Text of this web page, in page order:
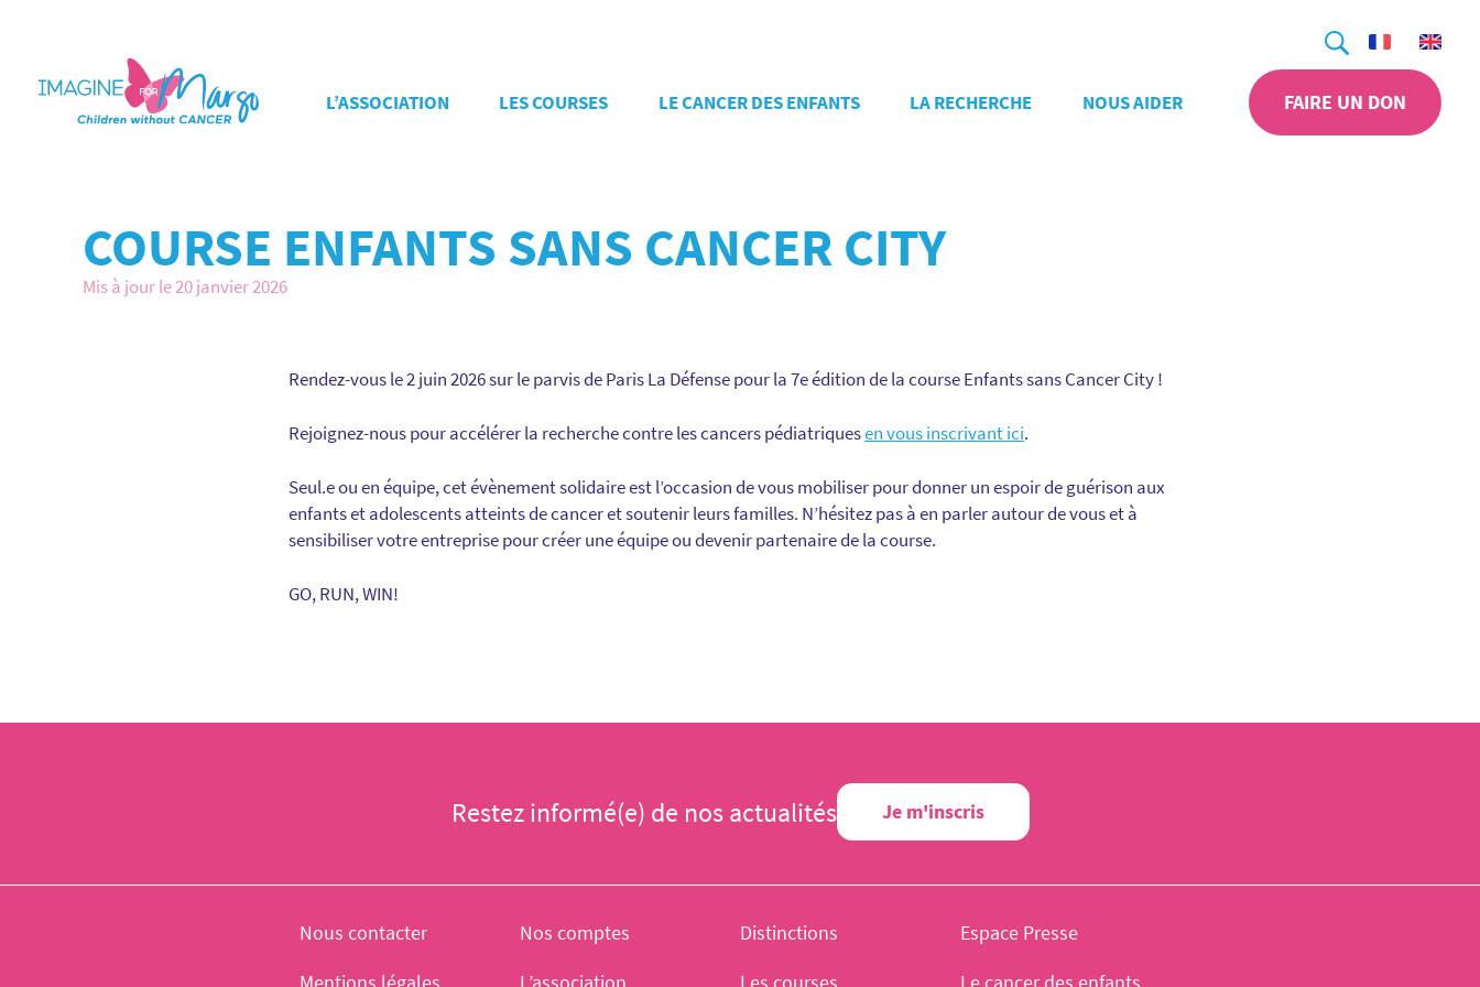
Recherche
L’ASSOCIATION LES COURSES LE CANCER DES ENFANTS LA RECHERCHE NOUS AIDER FAIRE UN DON
COURSE ENFANTS SANS CANCER CITY
Mis à jour le 20 janvier 2026
Rendez-vous le 2 juin 2026 sur le parvis de Paris La Défense pour la 7e édition de la course Enfants sans Cancer City !
Rejoignez-nous pour accélérer la recherche contre les cancers pédiatriquesen vous inscrivant ici.
Seul.e ou en équipe, cet évènement solidaire est l’occasion de vous mobiliser pour donner un espoir de guérison aux
enfants et adolescents atteints de cancer et soutenir leurs familles. N’hésitez pas à en parler autour de vous et à
sensibiliser votre entreprise pour créer une équipe ou devenir partenaire de la course.
GO, RUN, WIN!
Restez informé(e) de nos actualités Je m'inscris
Nous contacter Nos comptes Distinctions
Espace Presse